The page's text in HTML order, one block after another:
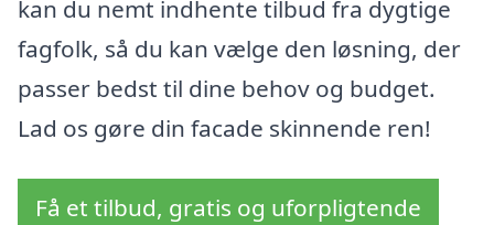
kan du nemt indhente tilbud fra dygtige
fagfolk, så du kan vælge den løsning, der
passer bedst til dine behov og budget.
Lad os gøre din facade skinnende ren!
Få et tilbud, gratis og uforpligtende